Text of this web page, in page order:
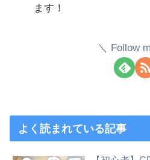
ます！
Follow
よく読まれている記事